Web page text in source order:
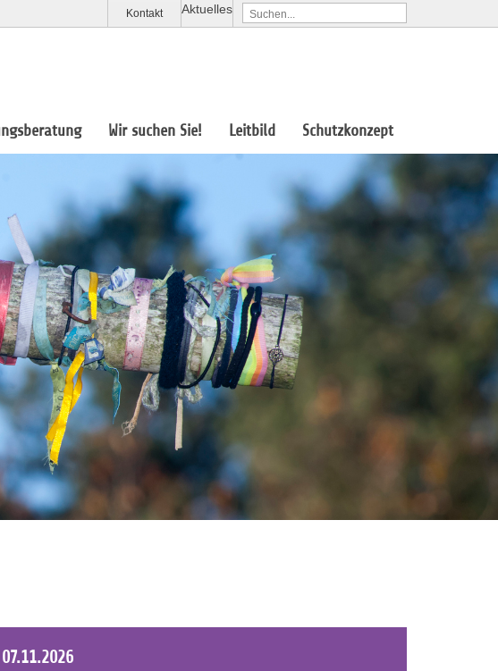
Aktuelles
Kontakt
Wir suchen Sie! Leitbild Schutzkonzept